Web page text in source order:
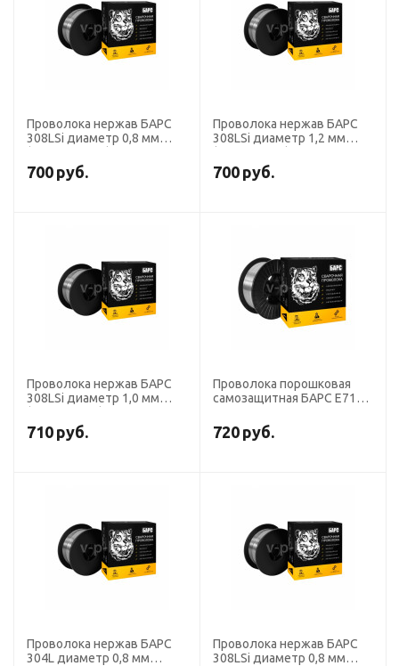
Проволока нержав БАРС
308LSi диаметр 0,8 мм
700 руб.
Проволока нержав БАРС
308LSi диаметр 1,2 мм
700 руб.
Проволока нержав БАРС
308LSi диаметр 1,0 мм
710 руб.
Проволока порошковая
самозащитная БАРС E71T-
(кассета 1 кг)
720 руб.
Проволока нержав БАРС
304L диаметр 0,8 мм
Проволока нержав БАРС
308LSi диаметр 0,8 мм